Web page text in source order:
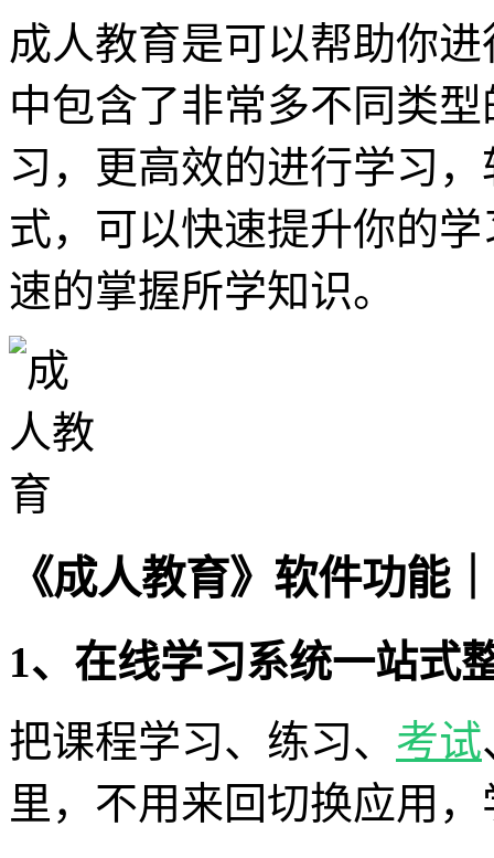
成人教育是可以帮助你
中包含了非常多不同类
习，更高效的进行学习
式，可以快速提升你的
速的掌握所学知识。
《成人教育》软件功能
1、在线学习系统一站式
把课程学习、练习、 考试
里，不用来回切换应用